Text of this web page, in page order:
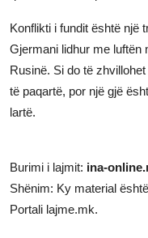
Konflikti i fundit është një
Gjermani lidhur me luftën
Rusinë. Si do të
të paqartë, por një gjë
lartë.
Burimi i lajmit: ina-
Shënim: Ky material
Portali lajme.mk.